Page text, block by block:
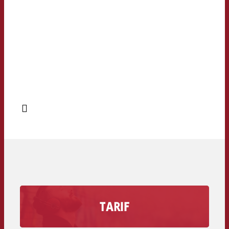
TARIF
Erfahre wie viel eine Werbesekunde auf
deinem Radiosender kostet inklusive dem